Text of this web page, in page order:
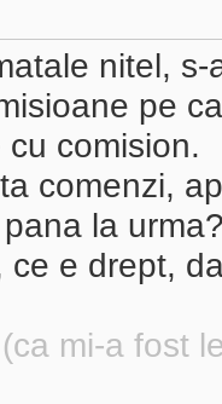
nitel,
pe
comision.
comenzi,
la
ce e drept,
mi-a fost